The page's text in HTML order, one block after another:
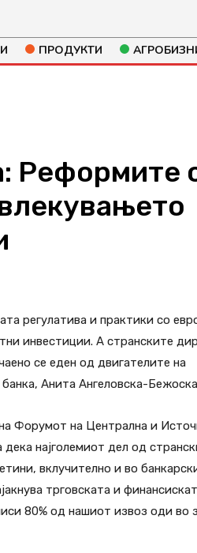
ПРОДУКТИ
Реформите
регулатива и практики со
инвестиции. А странските
се еден од двигателите на
Анита Ангеловска-
Форумот на Централна и
најголемиот дел од
вклучително и во
трговската и
80% од нашиот извоз оди во